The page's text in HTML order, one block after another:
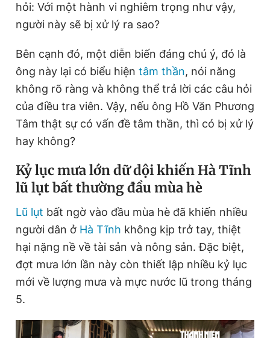
hỏi: Với một hành vi nghiêm trọng như vậy,
người này sẽ bị xử lý ra sao?
Bên cạnh đó, một diễn biến đáng chú ý, đó là
ông này lại có biểu hiện tâm thần, nói năng
không rõ ràng và không thể trả lời các câu hỏi
của điều tra viên. Vậy, nếu ông Hồ Văn Phương
Tâm thật sự có vấn đề tâm thần, thì có bị xử lý
hay không?
Kỷ lục mưa lớn dữ dội khiến Hà Tĩnh
lũ lụt bất thường đầu mùa hè
Lũ lụt bất ngờ vào đầu mùa hè đã khiến nhiều
người dân ở Hà Tĩnh không kịp trở tay, thiệt
hại nặng nề về tài sản và nông sản. Đặc biệt,
đợt mưa lớn lần này còn thiết lập nhiều kỷ lục
mới về lượng mưa và mực nước lũ trong tháng
5.